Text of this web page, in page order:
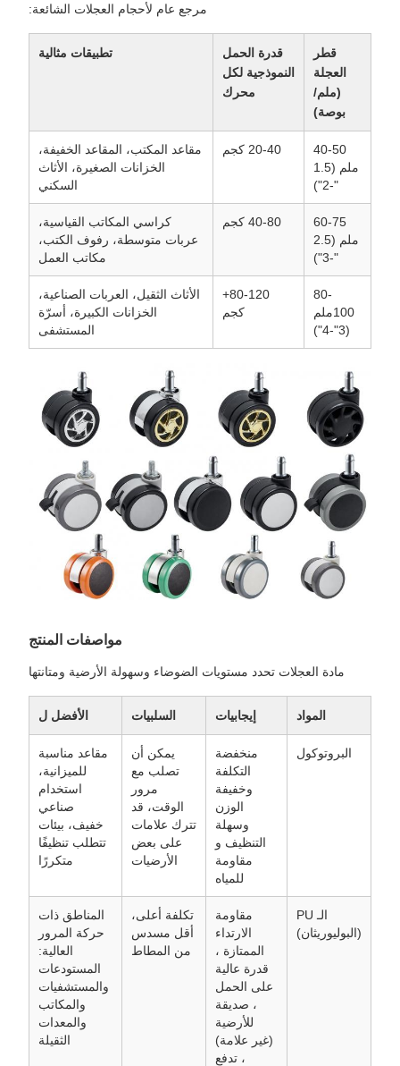
مرجع عام لأحجام العجلات الشائعة:
قطر
العجلة
(ملم/
بوصة)
قدرة الحمل
النموذجية لكل
محرك
تطبيقات مثالية
40-50
ملم (1.5
"-2")
20-40 كجم
مقاعد المكتب، المقاعد الخفيفة،
الخزانات الصغيرة، الأثاث
السكني
60-75
ملم (2.5
"-3")
40-80 كجم
كراسي المكاتب القياسية،
عربات متوسطة، رفوف الكتب،
مكاتب العمل
80-
100ملم
(3"-4")
80-120+
كجم
الأثاث الثقيل، العربات الصناعية،
الخزانات الكبيرة، أسرّة
المستشفى
مواصفات المنتج
مادة العجلات تحدد مستويات الضوضاء وسهولة الأرضية ومتانتها
المواد إيجابيات السلبيات الأفضل ل
البروتوكول
منخفضة
التكلفة
وخفيفة
الوزن
وسهلة
التنظيف و
مقاومة
للمياه
يمكن أن
تصلب مع
مرور
الوقت، قد
تترك علامات
على بعض
الأرضيات
مقاعد مناسبة
للميزانية،
استخدام
صناعي
خفيف، بيئات
تتطلب تنظيفًا
متكررًا
الـ PU
(البوليوريثان)
مقاومة
الارتداء
الممتازة ،
قدرة عالية
على الحمل
، صديقة
للأرضية
(غير علامة)
، تدفع
تكلفة أعلى،
أقل مسدس
من المطاط
المناطق ذات
حركة المرور
العالية:
المستودعات
والمستشفيات
والمكاتب
والمعدات
الثقيلة